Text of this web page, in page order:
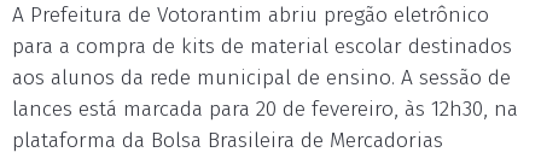
A Prefeitura de Votorantim abriu pregão eletrônico
para a compra de kits de material escolar destinados
aos alunos da rede municipal de ensino. A sessão de
lances está marcada para 20 de fevereiro, às 12h30, na
plataforma da Bolsa Brasileira de Mercadorias